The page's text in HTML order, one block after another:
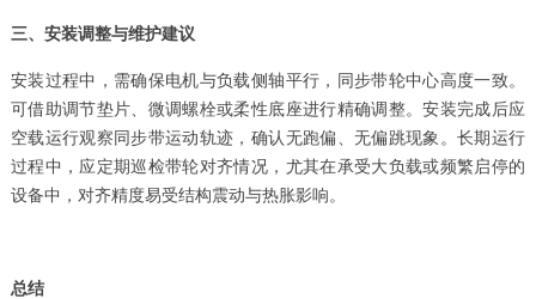
三、安装调整与维护建议
安装过程中，需确保电机与负载侧轴平行，同步带轮中心高度一致。
可借助调节垫片、微调螺栓或柔性底座进行精确调整。安装完成后应
空载运行观察同步带运动轨迹，确认无跑偏、无偏跳现象。长期运行
过程中，应定期巡检带轮对齐情况，尤其在承受大负载或频繁启停的
设备中，对齐精度易受结构震动与热胀影响。
总结